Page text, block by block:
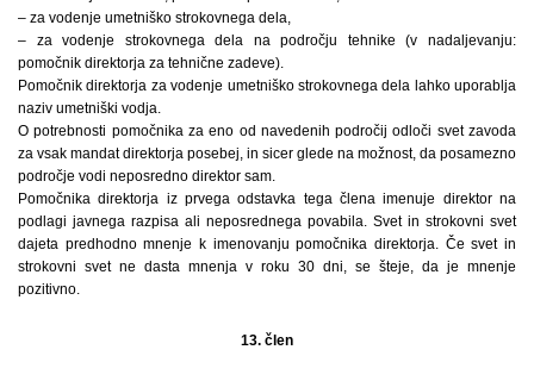
– za vodenje umetniško strokovnega dela,
– za vodenje strokovnega dela na področju tehnike (v nadaljevanju:
pomočnik direktorja za tehnične zadeve).
Pomočnik direktorja za vodenje umetniško strokovnega dela lahko uporablja
naziv umetniški vodja.
O potrebnosti pomočnika za eno od navedenih področij odloči svet zavoda
za vsak mandat direktorja posebej, in sicer glede na možnost, da posamezno
področje vodi neposredno direktor sam.
Pomočnika direktorja iz prvega odstavka tega člena imenuje direktor na
podlagi javnega razpisa ali neposrednega povabila. Svet in strokovni svet
dajeta predhodno mnenje k imenovanju pomočnika direktorja. Če svet in
strokovni svet ne dasta mnenja v roku 30 dni, se šteje, da je mnenje
pozitivno.
13. člen